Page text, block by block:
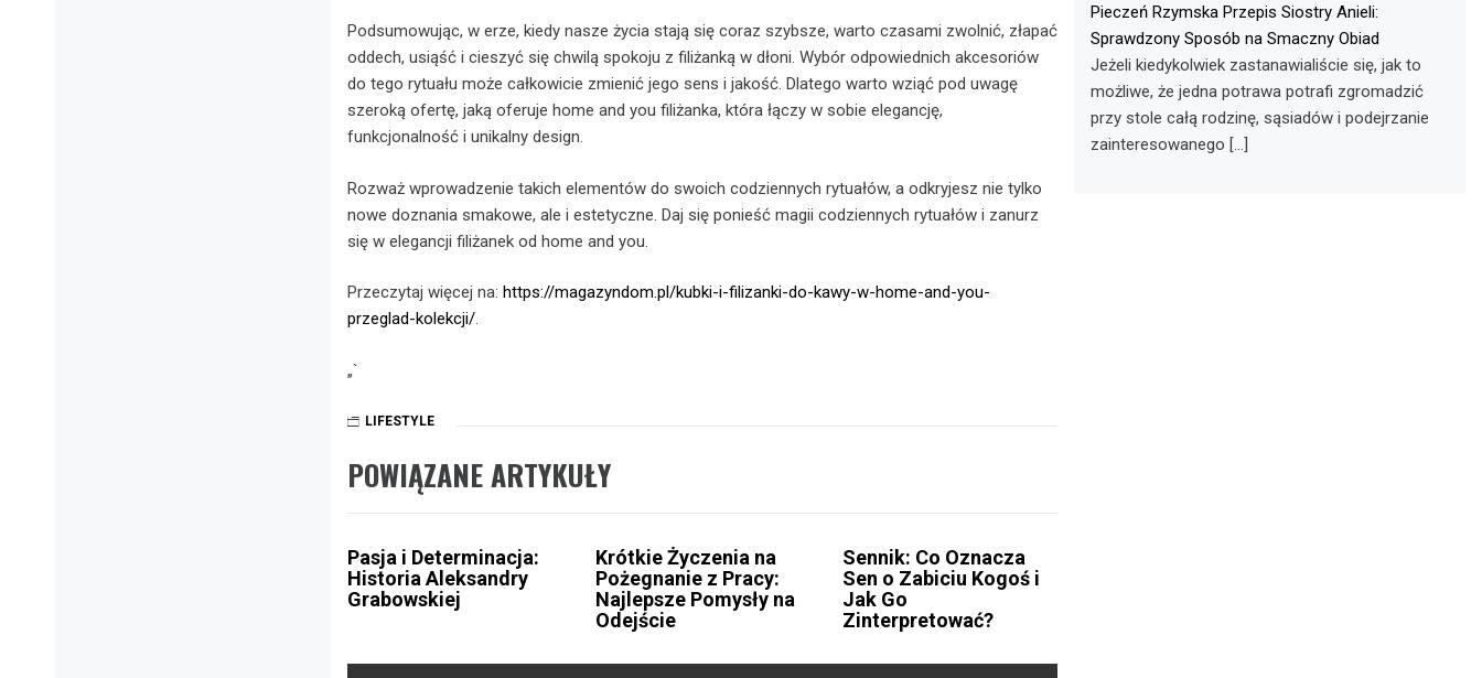
Podsumowując, w erze, kiedy nasze życia stają się coraz szybsze, warto czasami zwolnić, złapać
oddech, usiąść i cieszyć się chwilą spokoju z filiżanką w dłoni. Wybór odpowiednich akcesoriów
do tego rytuału może całkowicie zmienić jego sens i jakość. Dlatego warto wziąć pod uwagę
szeroką ofertę, jaką oferuje home and you filiżanka, która łączy w sobie elegancję,
funkcjonalność i unikalny design.
Rozważ wprowadzenie takich elementów do swoich codziennych rytuałów, a odkryjesz nie tylko
nowe doznania smakowe, ale i estetyczne. Daj się ponieść magii codziennych rytuałów i zanurz
się w elegancji filiżanek od home and you.
Przeczytaj więcej na: https://magazyndom.pl/kubki-i-filizanki-do-kawy-w-home-and-you-
przeglad-kolekcji/.
„`
LIFESTYLE
POWIĄZANE ARTYKUŁY
Pasja i Determinacja:
Historia Aleksandry
Grabowskiej
Krótkie Życzenia na
Pożegnanie z Pracy:
Najlepsze Pomysły na
Odejście
Sennik: Co Oznacza
Sen o Zabiciu Kogoś i
Jak Go
Zinterpretować?
Pieczeń Rzymska Przepis Siostry Anieli:
Sprawdzony Sposób na Smaczny Obiad
Jeżeli kiedykolwiek zastanawialiście się, jak to
możliwe, że jedna potrawa potrafi zgromadzić
przy stole całą rodzinę, sąsiadów i podejrzanie
zainteresowanego […]